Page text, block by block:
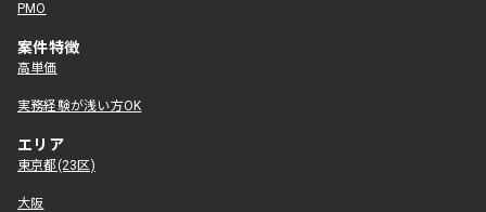
PMO
案件特徴
高単価
実務経験が浅い方OK
エリア
東京都(23区)
大阪